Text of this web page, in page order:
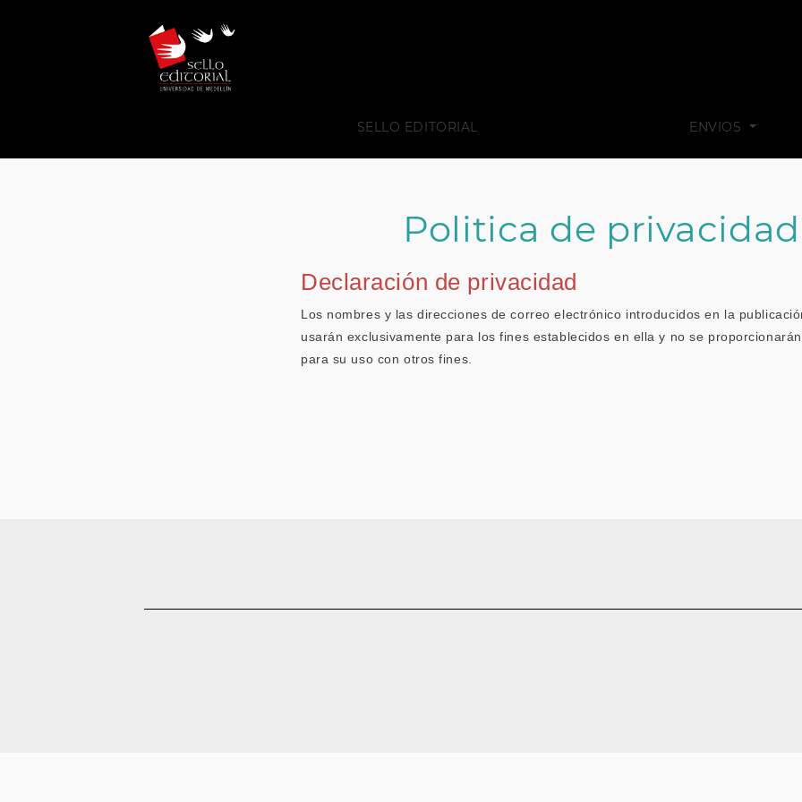
SELLO EDITORIAL ENVIOS
Politica de privacidad
Declaración de privacidad
Los nombres y las direcciones de correo electrónico introducidos en la
usarán exclusivamente para los fines establecidos en ella y no se
para su uso con otros fines.